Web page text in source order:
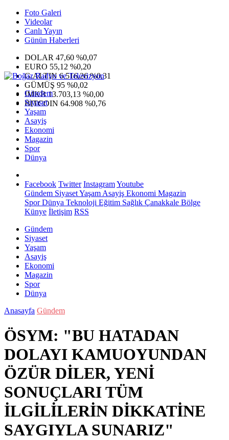
Foto Galeri
Videolar
Canlı Yayın
Günün Haberleri
DOLAR 47,60 %0,07
EURO 55,12 %0,20
G.ALTIN6.516,26 %0,31
GÜMÜŞ 95 %0,02
IMKB13.703,13 %0,00
BITCOIN 64.908 %0,76
Gündem
Siyaset
Yaşam
Asayiş
Ekonomi
Magazin
Spor
Dünya
Facebook Twitter InstagramYoutube
Gündem SiyasetYaşam Asayiş Ekonomi Magazin
SporDünya Teknoloji Eğitim Sağlık Çanakkale Bölge
Künye İletişim RSS
Gündem
Siyaset
Yaşam
Asayiş
Ekonomi
Magazin
Spor
Dünya
Anasayfa Gündem
ÖSYM: "BU HATADAN
DOLAYI KAMUOYUNDAN
ÖZÜR DİLER, YENİ
SONUÇLARI TÜM
İLGİLİLERİN DİKKATİNE
SAYGIYLA SUNARIZ"